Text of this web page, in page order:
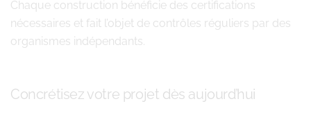
Chaque construction bénéficie des certifications
nécessaires et fait l’objet de contrôles réguliers par des
organismes indépendants.
Concrétisez votre projet dès aujourd’hui